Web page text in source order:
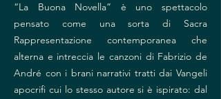
“La Buona Novella” è uno spettacolo
pensato come una sorta di Sacra
Rappresentazione contemporanea che
alterna e intreccia le canzoni di Fabrizio de
André con i brani narrativi tratti dai Vangeli
apocrifi cui lo stesso autore si è ispirato: dal